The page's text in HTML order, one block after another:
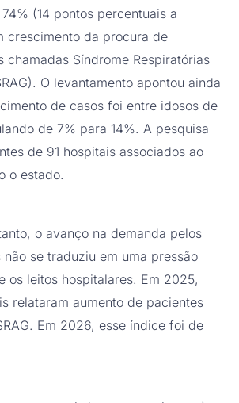
(14 pontos percentuais a
crescimento da procura de
chamadas Síndrome Respiratórias
O levantamento apontou ainda
de casos foi entre idosos de
de 7% para 14%. A pesquisa
de 91 hospitais associados ao
o estado.
o avanço na demanda pelos
se traduziu em uma pressão
os leitos hospitalares. Em 2025,
relataram aumento de pacientes
Em 2026, esse índice foi de